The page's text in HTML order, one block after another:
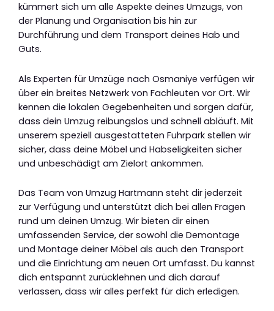
kümmert sich um alle Aspekte deines Umzugs, von
der Planung und Organisation bis hin zur
Durchführung und dem Transport deines Hab und
Guts.
Als Experten für Umzüge nach Osmaniye verfügen wir
über ein breites Netzwerk von Fachleuten vor Ort. Wir
kennen die lokalen Gegebenheiten und sorgen dafür,
dass dein Umzug reibungslos und schnell abläuft. Mit
unserem speziell ausgestatteten Fuhrpark stellen wir
sicher, dass deine Möbel und Habseligkeiten sicher
und unbeschädigt am Zielort ankommen.
Das Team von Umzug Hartmann steht dir jederzeit
zur Verfügung und unterstützt dich bei allen Fragen
rund um deinen Umzug. Wir bieten dir einen
umfassenden Service, der sowohl die Demontage
und Montage deiner Möbel als auch den Transport
und die Einrichtung am neuen Ort umfasst. Du kannst
dich entspannt zurücklehnen und dich darauf
verlassen, dass wir alles perfekt für dich erledigen.